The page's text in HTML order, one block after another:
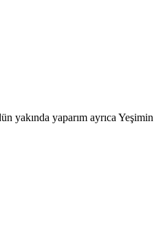
yakında yaparım ayrıca